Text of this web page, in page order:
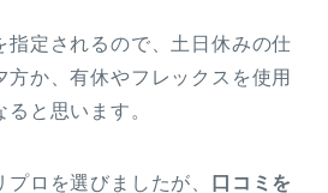
指定されるので、土日休みの仕
か、有休やフレックスを使用
と思います。
ロを選びましたが、
口コミを